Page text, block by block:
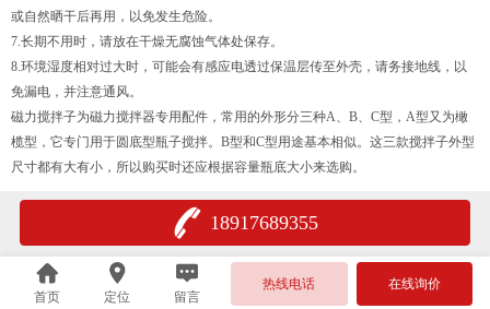
或自然晒干后再用，以免发生危险。
7.长期不用时，请放在干燥无腐蚀气体处保存。
8.环境湿度相对过大时，可能会有感应电透过保温层传至外壳，请务接地线，以
免漏电，并注意通风。
磁力搅拌子为磁力搅拌器专用配件，常用的外形分三种A、B、C型，A型又为橄
榄型，它专门用于圆底型瓶子搅拌。B型和C型用途基本相似。这三款搅拌子外型
尺寸都有大有小，所以购买时还应根据容量瓶底大小来选购。
18917689355
首页 定位 留言
热线电话 在线询价